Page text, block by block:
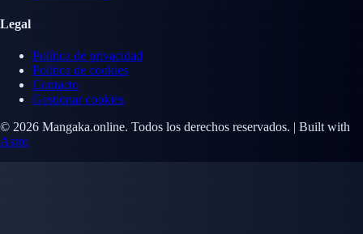
Legal
Política de privacidad
Política de cookies
Contacto
Gestionar cookies
© 2026 Mangaka.online. Todos los derechos reservados. | Built with
Astro